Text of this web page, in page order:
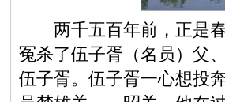
两千五百年前，正是春
冤杀了伍子胥（名员）父
伍子胥。伍子胥一心想投